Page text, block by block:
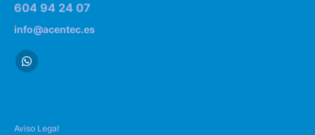
604 94 24 07
info@acentec.es
Aviso Legal